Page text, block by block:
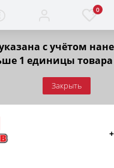
с учётом
1 единицы
Закрыть
0